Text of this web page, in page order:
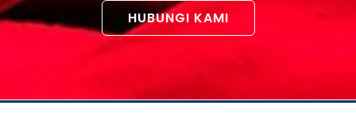
HUBUNGI KAMI